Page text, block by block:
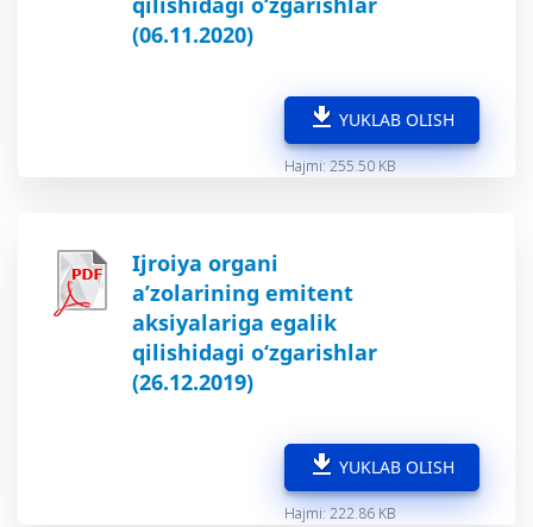
(06.11.2020)
YUKLAB OLISH
Hajmi: 255.50 KB
Ijroiya organi
a’zolarining emitent
aksiyalariga egalik
qilishidagi o‘zgarishlar
(26.12.2019)
YUKLAB OLISH
Hajmi: 222.86 KB